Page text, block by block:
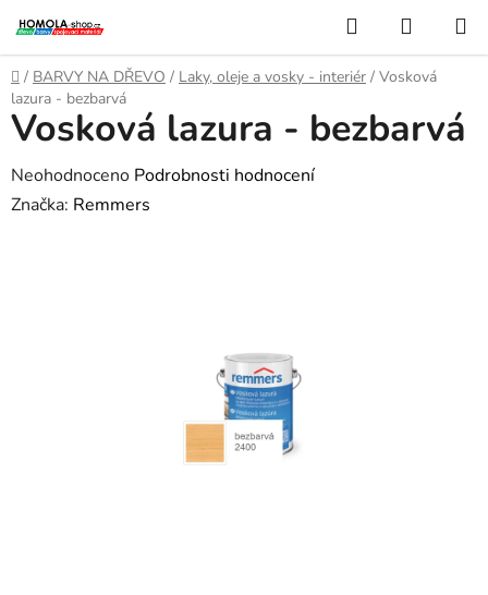
na
obsah
Hledat
KOŠÍK
Domů
/ BARVY NA DŘEVO / Laky, oleje a vosky - interiér / Vosková
lazura - bezbarvá
Vosková lazura - bezbarvá
Průměrné
hodnocení
Neohodnoceno Podrobnosti hodnocení
Značka: Remmers